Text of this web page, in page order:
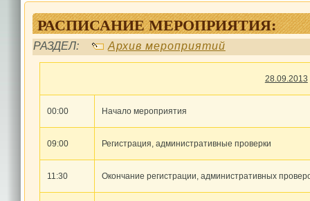
РАСПИСАНИЕ МЕРОПРИЯТИЯ:
РАЗДЕЛ: Архив мероприятий
28.09.201 3
00:00 Начало мероприятия
09:00 Регистрация, административные проверки
11:30 Окончание регистрации, административных